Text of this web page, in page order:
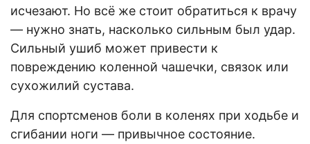
исчезают. Но всё же стоит обратиться к врачу
— нужно знать, насколько сильным был удар.
Сильный ушиб может привести к
повреждению коленной чашечки, связок или
сухожилий сустава.
Для спортсменов боли в коленях при ходьбе и
сгибании ноги — привычное состояние.